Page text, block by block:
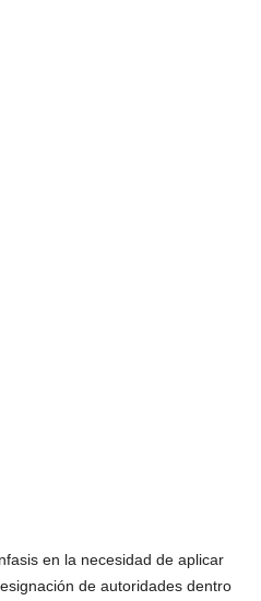
en la necesidad de aplicar
de autoridades dentro